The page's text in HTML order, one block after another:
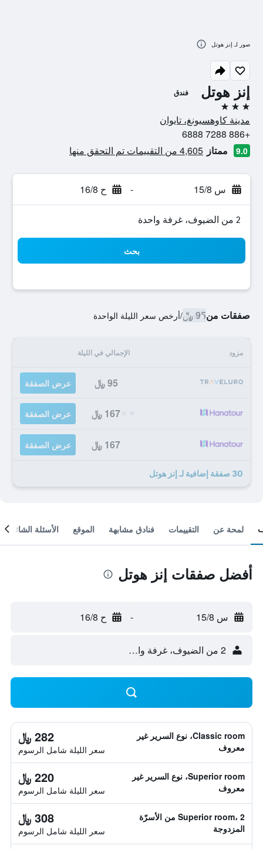
إنز هوتل فندق
3 نجوم
مدينة كاوهسيونغ، تايوان
+886 7288 6888
9.0 ممتاز 4,605 من التقييمات تم التحقق منها
س 15/8 - ح 16/8
2 من الضيوف، غرفة واحدة
بحث
صفقات من95 ﷼ /أرخص سعر الليلة الواحدة
مزود الإجمالي في الليلة
95 ﷼ عرض الصفقة
167 ﷼ عرض الصفقة
167 ﷼ عرض الصفقة
30 صفقة إضافية لـ إنز هوتل
صور لـ إنز هوتل
لمحة عن التقييمات فنادق مشابهة الموقع الأسئلة الشائعة
أفضل صفقات إنز هوتل
س 15/8 - ح 16/8
2 من الضيوف، غرفة واحدة
Classic room، نوع السرير غير
معروف
282 ﷼
سعر الليلة شامل الرسوم
Superior room، نوع السرير غير
معروف
220 ﷼
سعر الليلة شامل الرسوم
Superior room، 2 من الأسرّة
المزدوجة
308 ﷼
سعر الليلة شامل الرسوم